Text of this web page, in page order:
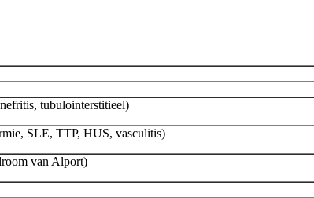
tubulointerstitieel)
SLE, TTP, HUS, vasculitis)
van Alport)